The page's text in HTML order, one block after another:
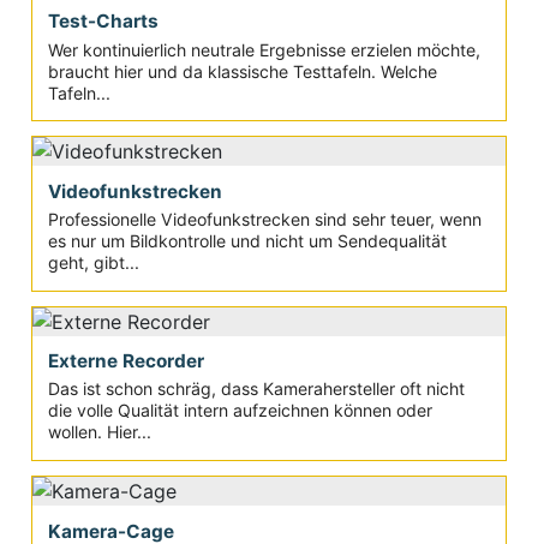
Test-Charts
Wer kontinuierlich neutrale Ergebnisse erzielen möchte,
braucht hier und da klassische Testtafeln. Welche
Tafeln...
Videofunkstrecken
Professionelle Videofunkstrecken sind sehr teuer, wenn
es nur um Bildkontrolle und nicht um Sendequalität
geht, gibt...
Externe Recorder
Das ist schon schräg, dass Kamerahersteller oft nicht
die volle Qualität intern aufzeichnen können oder
wollen. Hier...
Kamera-Cage